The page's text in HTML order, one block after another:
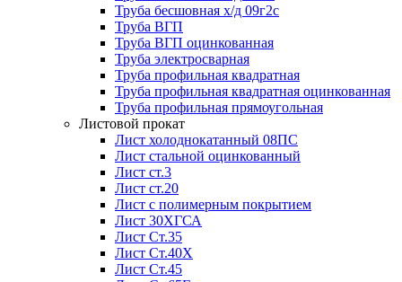
Труба бесшовная х/д 09г2с
Труба ВГП
Труба ВГП оцинкованная
Труба электросварная
Труба профильная квадратная
Труба профильная квадратная оцинкованная
Труба профильная прямоугольная
Листовой прокат
Лист холоднокатанный 08ПС
Лист стальной оцинкованный
Лист ст.3
Лист ст.20
Лист с полимерным покрытием
Лист 30ХГСА
Лист Ст.35
Лист Ст.40Х
Лист Ст.45